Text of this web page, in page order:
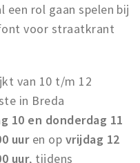
een rol gaan spelen bij
voor straatkrant
van 10 t/m 12
in Breda
10 en donderdag 11
uur en op vrijdag 12
uur, tijdens